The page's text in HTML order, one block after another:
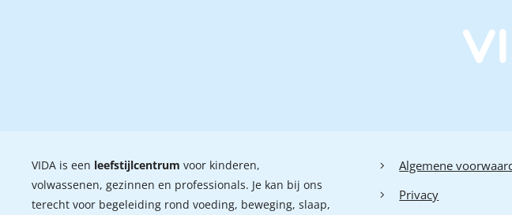
VIDA is een leefstijlcentrum voor kinderen,
volwassenen, gezinnen en professionals. Je kan bij ons
terecht voor begeleiding rond voeding, beweging, slaap,
Algemene
Privacy